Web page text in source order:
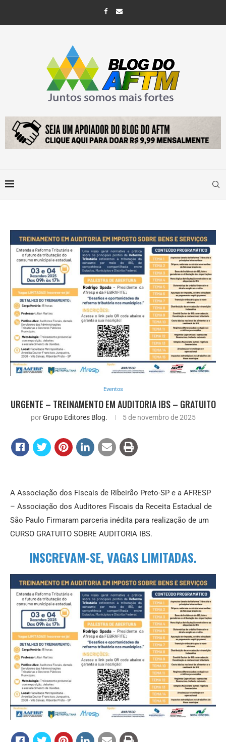
Eventos
URGENTE – TREINAMENTO EM AUDITORIA IBS – GRATUITO
porGrupo Editores Blog. 5 de novembro de 2025
A Associação dos Fiscais de Ribeirão Preto-SP e a AFRESP
– Associação dos Auditores Fiscais da Receita Estadual de
São Paulo Firmaram parceria inédita para realização de um
CURSO GRATUITO SOBRE AUDITORIA IBS.
INSCREVAM-SE, VAGAS LIMITADAS.